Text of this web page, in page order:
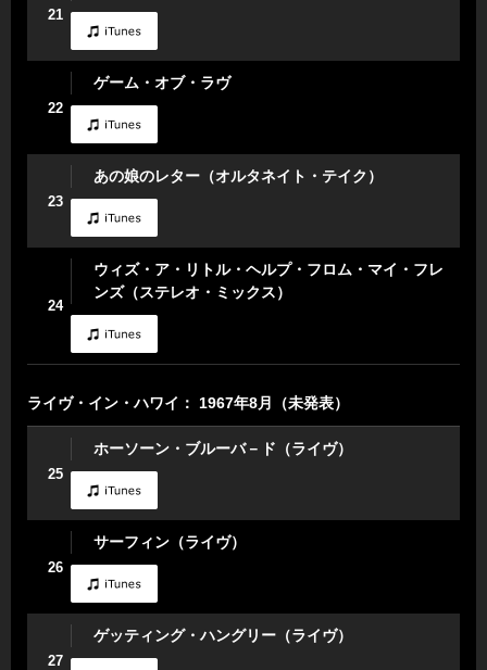
21
22
ゲーム・オブ・ラヴ
23
あの娘のレター（オルタネイト・テイク）
24
ウィズ・ア・リトル・ヘルプ・フロム・マイ・フレ
ンズ（ステレオ・ミックス）
ライヴ・イン・ハワイ： 1967年8月（未発表）
25
ホーソーン・ブルーバ－ド（ライヴ）
26
サーフィン（ライヴ）
27
ゲッティング・ハングリー（ライヴ）